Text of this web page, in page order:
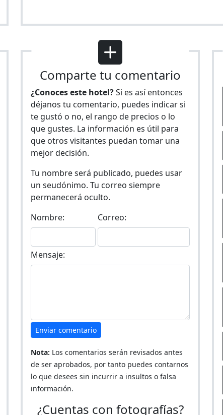
Comparte tu comentario
¿Conoces este hotel?Si es así entonces
déjanos tu comentario, puedes indicar si
te gustó o no, el rango de precios o lo
que gustes. La información es útil para
que otros visitantes puedan tomar una
mejor decisión.
Tu nombre será publicado, puedes usar
un seudónimo. Tu correo siempre
permanecerá oculto.
Nombre:
Correo:
Mensaje:
Enviar comentario
Nota: Los comentarios serán revisados antes
de ser aprobados, por tanto puedes contarnos
lo que desees sin incurrir a insultos o falsa
información.
¿Cuentas con fotografías?